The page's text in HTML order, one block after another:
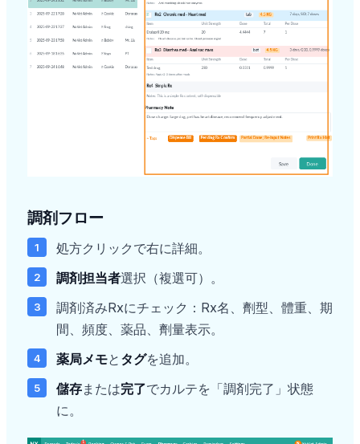
調剤フロー
処方クリックで右に詳細。
調剤担当者選択（複選可）。
調剤済みRxにチェック：Rx名、劑型、體重、期
間、頻度、薬品、劑量表示。
薬局メモと タグを追加。
儲存または完了でカルテを「調剤完了」状態
に。